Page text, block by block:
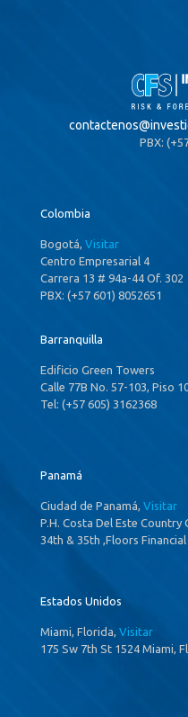
contactenos@
PBX:
Colombia
Bogotá, Visitar
Centro Empresarial 4
Carrera 13 # 94a-44 Of. 302
PBX: (+57 601) 8052651
Barranquilla
Edificio Green Towers
Calle 77B No. 57-103, Piso
Tel: (+57 605) 3162368
Panamá
Ciudad de Panamá, Visitar
P.H. Costa Del Este Country
34th & 35th ,Floors
Estados Unidos
Miami, Florida, Visitar
175 Sw 7th St 1524 Miami,